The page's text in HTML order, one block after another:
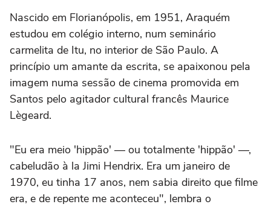
Nascido em Florianópolis, em 1951, Araquém
estudou em colégio interno, num seminário
carmelita de Itu, no interior de São Paulo. A
princípio um amante da escrita, se apaixonou pela
imagem numa sessão de cinema promovida em
Santos pelo agitador cultural francês Maurice
Lègeard.
"Eu era meio 'hippão' — ou totalmente 'hippão' —,
cabeludão à la Jimi Hendrix. Era um janeiro de
1970, eu tinha 17 anos, nem sabia direito que filme
era, e de repente me aconteceu", lembra o